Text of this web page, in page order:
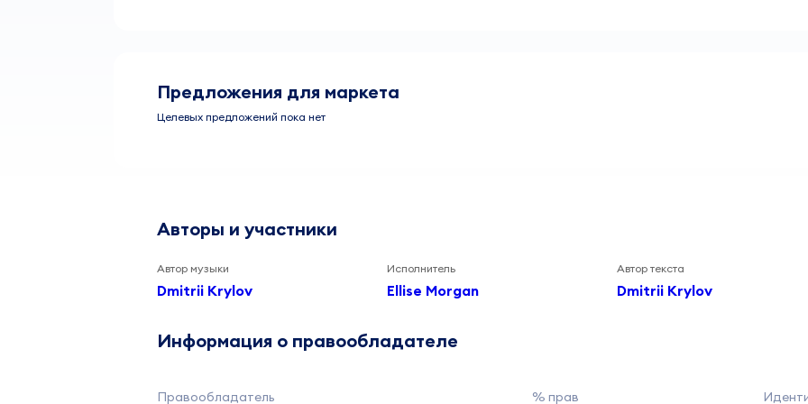
Предложения для маркета
Целевых предложений пока нет
Авторы и участники
Автор музыки
Dmitrii Krylov
Исполнитель
Ellise Morgan
Автор текста
Dmitrii Krylov
Информация о правообладателе
Правообладатель % прав